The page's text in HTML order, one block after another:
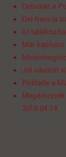
Debütált a
Dél-francia
Itt
Már kapható
Jól sikerült
Poklade a
2016.04.14.